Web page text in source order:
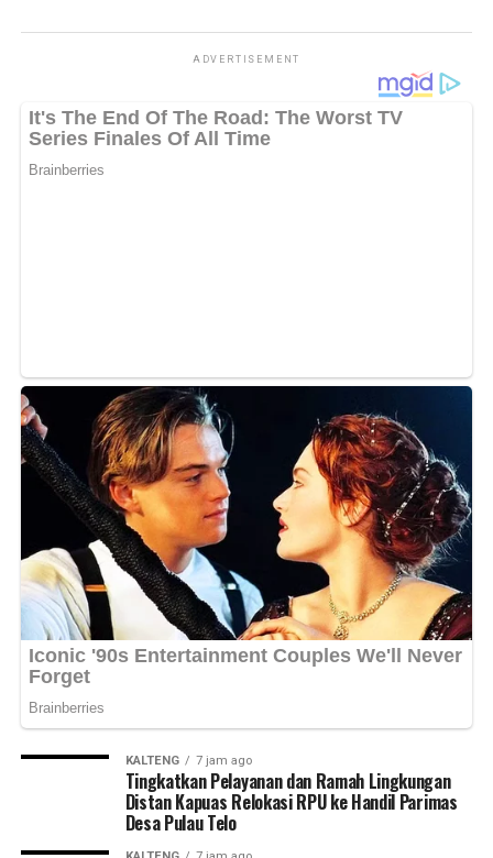
Bagikan ke
Messenger 0 Twitter/X
ADVERTISEMENT
KALTENG 7 jam ago
Tingkatkan Pelayanan dan Ramah Lingkungan
Distan Kapuas Relokasi RPU ke Handil Parimas
Desa Pulau Telo